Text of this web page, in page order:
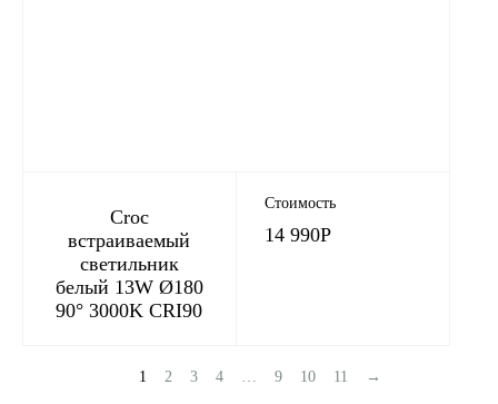
Croc
встраиваемый
светильник
белый 13W Ø180
90° 3000K CRI90
Стоимость
14 990Р
1 2 3 4 9 10 11 →